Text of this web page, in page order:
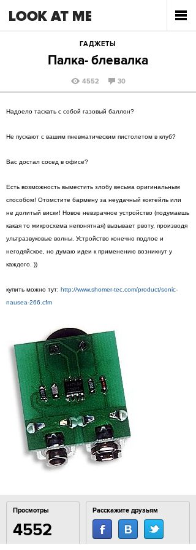
ГАДЖЕТЫ
Палка- блевалка
4552 30
Надоело таскать с собой газовый баллон?
Не пускают с вашим пневматическим пистолетом в клуб?
Вас достал сосед в офисе?
Есть возможность выместить злобу весьма оригинальным
способом! Отомстите бармену за неудачный коктейль или
не долитый виски! Новое невзрачное устройство (подумаешь
какая то микросхема непонятная) вызывает рвоту, производя
ультразвуковые волны. Устройство конечно подлое и
негодяйское, но думаю идеи к применению возникнут у
каждого. ))
купить можно тут: http://www.shomer-tec.com/product/sonic-
nausea-266.cfm
Просмотры
4552
Расскажите друзьям